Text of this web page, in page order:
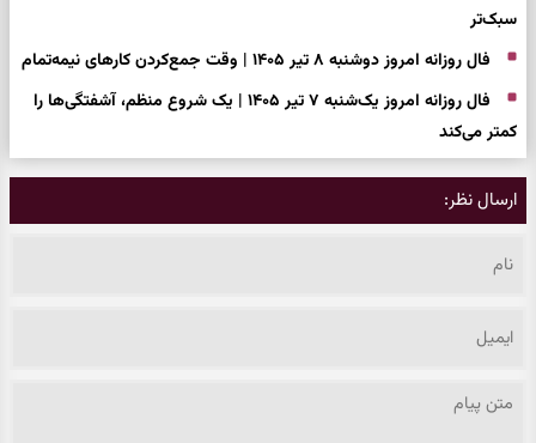
سبک‌تر
فال روزانه امروز دوشنبه ۸ تیر ۱۴۰۵ | وقت جمع‌کردن کارهای نیمه‌تمام
فال روزانه امروز یک‌شنبه ۷ تیر ۱۴۰۵ | یک شروع منظم، آشفتگی‌ها را
کمتر می‌کند
ارسال نظر: